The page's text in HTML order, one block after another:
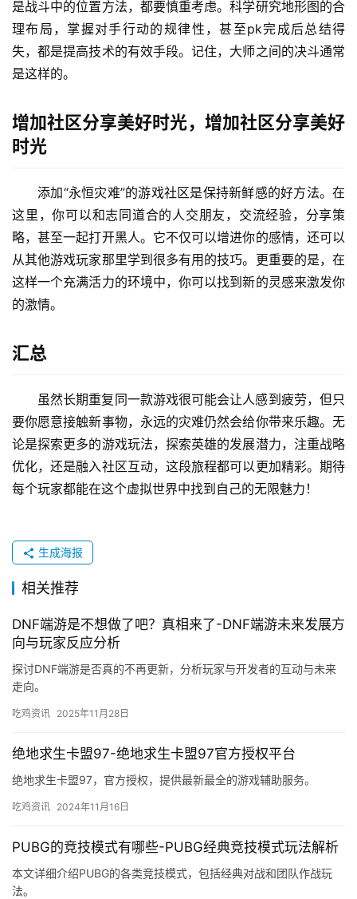
是战斗中的位置方法，都要慎重考虑。科学研究地形图的合
理布局，掌握对手行动的规律性，甚至pk完成后总结得
失，都是提高技术的有效手段。记住，大师之间的决斗通常
是这样的。
增加社区分享美好时光，增加社区分享美好
时光
添加“永恒灾难”的游戏社区是保持新鲜感的好方法。在
这里，你可以和志同道合的人交朋友，交流经验，分享策
略，甚至一起打开黑人。它不仅可以增进你的感情，还可以
从其他游戏玩家那里学到很多有用的技巧。更重要的是，在
这样一个充满活力的环境中，你可以找到新的灵感来激发你
的激情。
汇总
虽然长期重复同一款游戏很可能会让人感到疲劳，但只
要你愿意接触新事物，永远的灾难仍然会给你带来乐趣。无
论是探索更多的游戏玩法，探索英雄的发展潜力，注重战略
优化，还是融入社区互动，这段旅程都可以更加精彩。期待
每个玩家都能在这个虚拟世界中找到自己的无限魅力！
生成海报
相关推荐
DNF端游是不想做了吧？真相来了-DNF端游未来发展方
向与玩家反应分析
探讨DNF端游是否真的不再更新，分析玩家与开发者的互动与未来
走向。
吃鸡资讯 2025年11月28日
绝地求生卡盟97-绝地求生卡盟97官方授权平台
绝地求生卡盟97，官方授权，提供最新最全的游戏辅助服务。
吃鸡资讯 2024年11月16日
PUBG的竞技模式有哪些-PUBG经典竞技模式玩法解析
本文详细介绍PUBG的各类竞技模式，包括经典对战和团队作战玩
法。